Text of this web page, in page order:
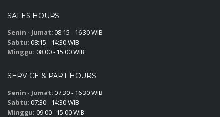
SALES HOURS
Senin - Jumat: 08:15 - 16:30 WIB
Sabtu: 08:15 - 14:30 WIB
Minggu: 08.00 - 15.00 WIB
SERVICE & PART HOURS
Senin - Jumat: 07:30 - 16:30 WIB
Sabtu: 07:30 - 14:30 WIB
Minggu: 09.00 - 15.00 WIB